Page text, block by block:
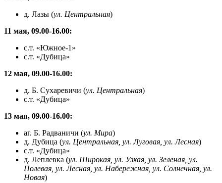
д. Лазы (ул. Центральная)
11 мая, 09.00-16.00:
с.т. «Южное-1»
с.т. «Дубица»
12 мая, 09.00-16.00:
д. Б. Сухаревичи (ул. Центральная)
с.т. «Дубица»
13 мая, 09.00-16.00:
аг. Б. Радваничи (ул. Мира)
д. Дубица (ул. Центральная, ул. Луговая, ул. Лесная)
с.т. «Дубица»
д. Леплевка (ул. Широкая, ул. Узкая, ул. Зеленая, ул.
Полевая, ул. Лесная, ул. Набережная, ул. Солнечная, ул.
Новая)